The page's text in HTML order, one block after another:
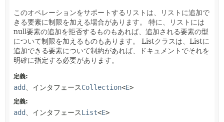
このオペレーションをサポートするリストは、リストに追加で
きる要素に制限を加える場合があります。
特に、リストには
null要素の追加を拒否するものもあれば、追加される要素の型
について制限を加えるものもあります。
Listクラスは、Listに
追加できる要素について制約があれば、ドキュメントでそれを
明確に指定する必要があります。
定義:
add 、インタフェースCollection<E>
定義:
add 、インタフェースList<E>